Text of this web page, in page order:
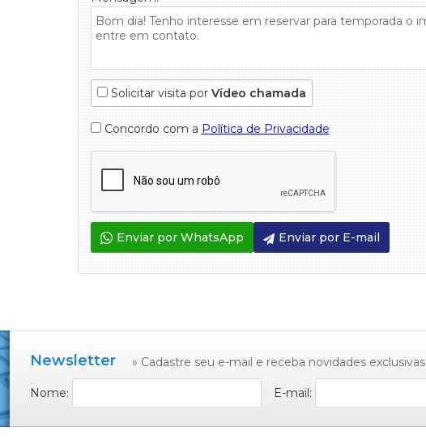
Solicitar visita por Vídeo chamada
Concordo com a Política de Privacidade
Enviar por WhatsApp Enviar por E-mail
Newsletter » Cadastre seu e-mail e receba novidades exclusivas.
Nome: E-mail: